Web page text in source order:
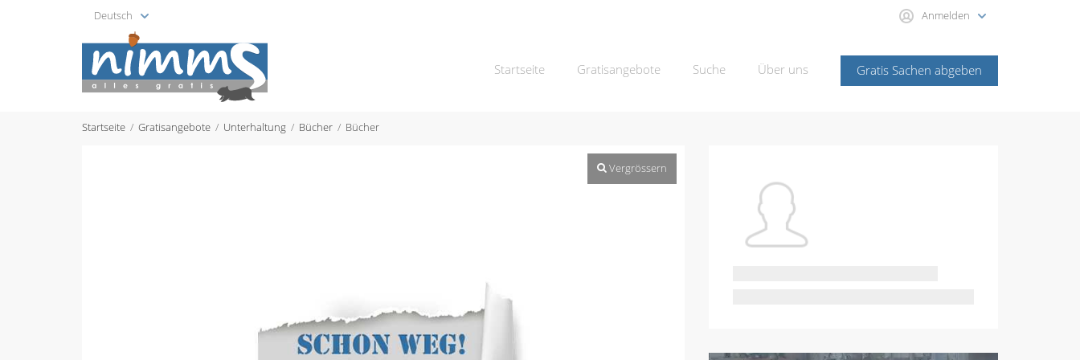
Deutsch Anmelden
Gratis Sachen abgeben
Startseite Gratisangebote Suche Über uns
Startseite Gratisangebote Unterhaltung Bücher Bücher
Vergrössern